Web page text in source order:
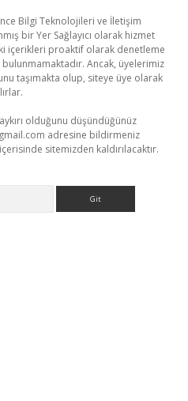
Bilgi Teknolojileri ve İletişim
bir Yer Sağlayıcı olarak hizmet
içerikleri proaktif olarak denetleme
Ancak, üyelerimiz
taşımakta olup, siteye üye olarak
olduğunu düşündüğünüz
adresine bildirmeniz
sitemizden kaldırılacaktır.